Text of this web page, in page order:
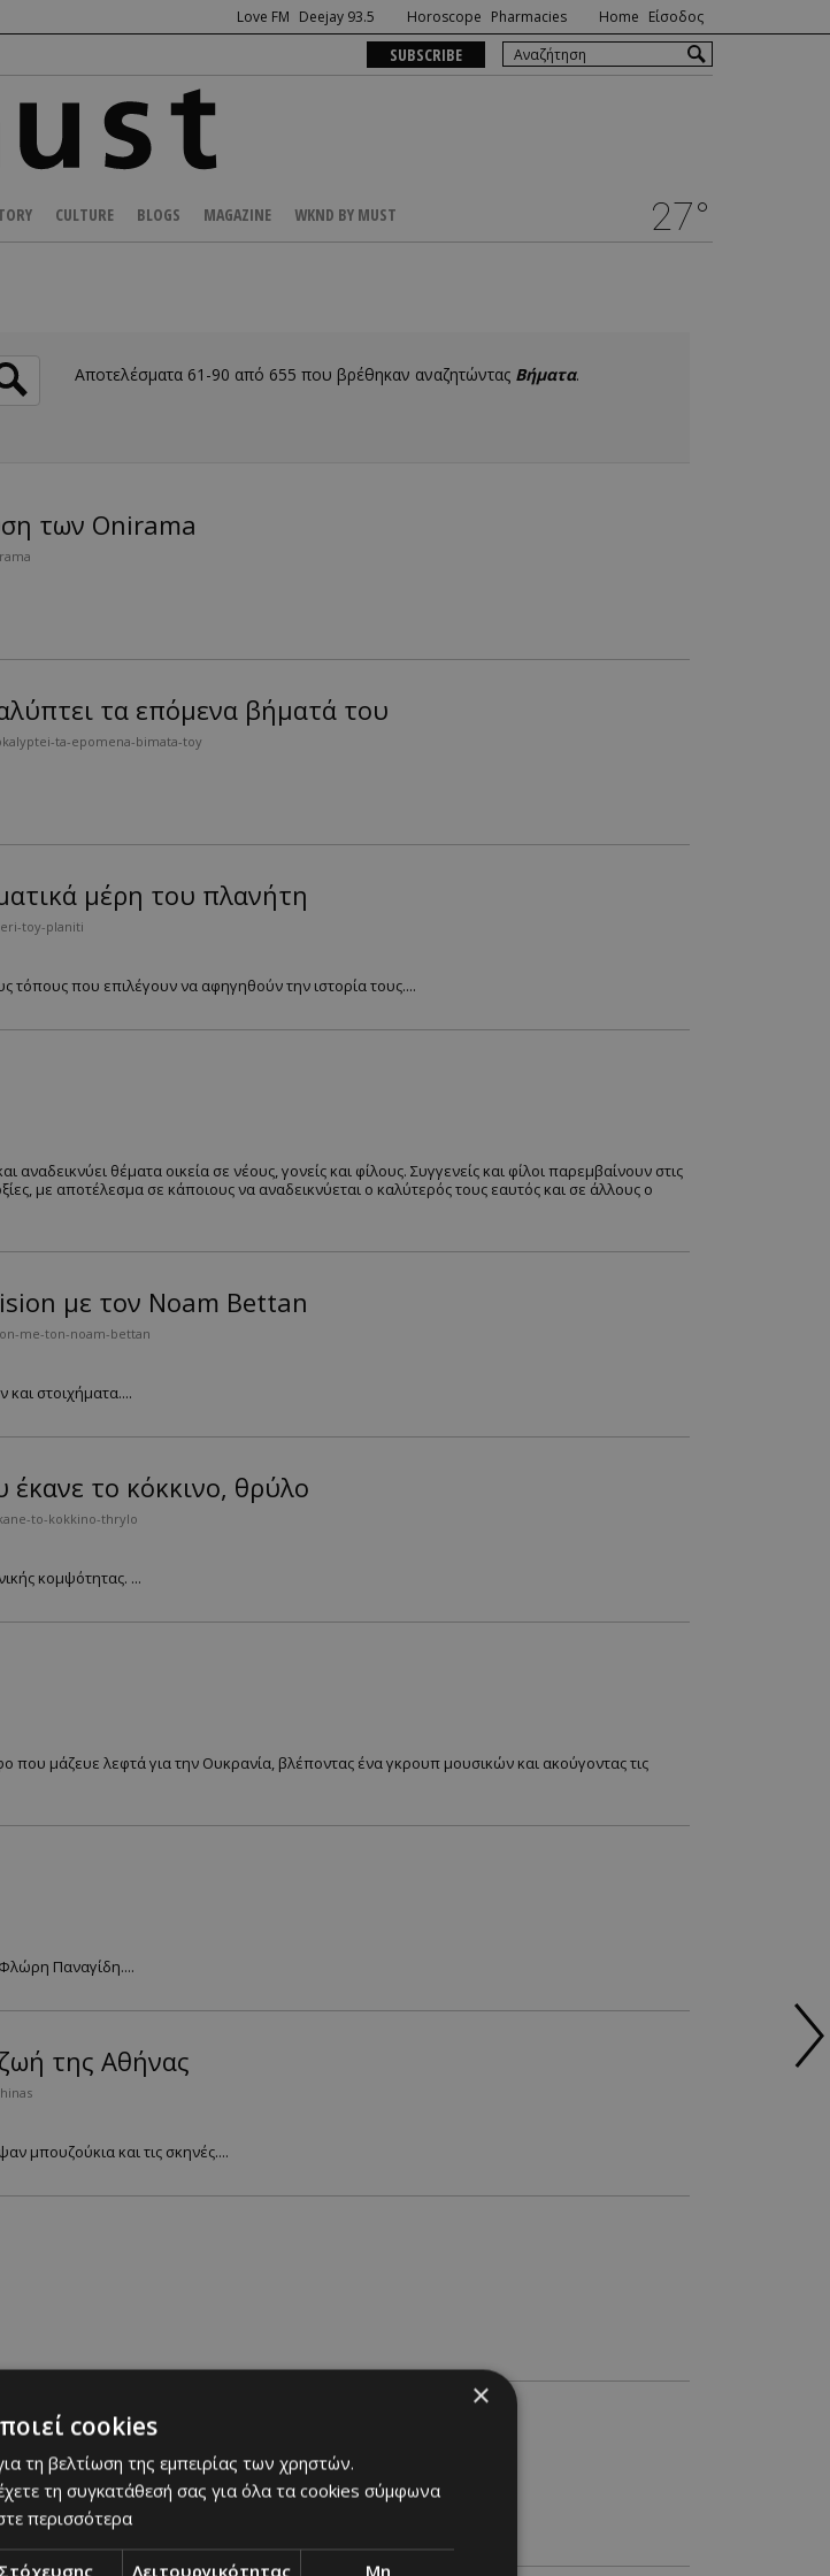
Love FM Deejay 93.5 Horoscope Pharmacies Home Είσοδος
SUBSCRIBE
CULTURE BLOGS MAGAZINE WKND BY MUST 27°
Αποτελέσματα 61-90 από 655 που βρέθηκαν αναζητώντας Βήματα.
των Onirama
τα επόμενα βήματά του
ta-epomena-bimata-toy
μέρη του πλανήτη
toy-planiti
τόπους που επιλέγουν να αφηγηθούν την ιστορία τους....
θέματα οικεία σε νέους, γονείς και φίλους. Συγγενείς και φίλοι παρεμβαίνουν στις
με αποτέλεσμα σε κάποιους να αναδεικνύεται ο καλύτερός τους εαυτός και σε άλλους ο
με τον Noam Bettan
me-ton-noam-bettan
στοιχήματα....
το κόκκινο, θρύλο
to-kokkino-thrylo
κομψότητας. ...
μάζευε λεφτά για την Ουκρανία, βλέποντας ένα γκρουπ μουσικών και ακούγοντας τις
Παναγίδη....
της Αθήνας
μπουζούκια και τις σκηνές....
vision board σου
board-soy
×
cookies
τη βελτίωση της εμπειρίας των χρηστών.
τη συγκατάθεσή σας για όλα τα cookies σύμφωνα
περισσότερα
Στόχευσης Λειτουργικότητας
Μη